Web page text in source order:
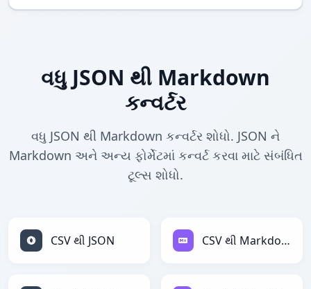
વધુ JSON થી Markdown
કન્વર્ટર
વધુ JSON થી Markdown કન્વર્ટર શોધો. JSON ને
Markdown અને અન્ય ફોર્મેટમાં કન્વર્ટ કરવા માટે સંબંધિત
ટૂલ્સ શોધો.
CSV થી JSON CSV થી Markdown